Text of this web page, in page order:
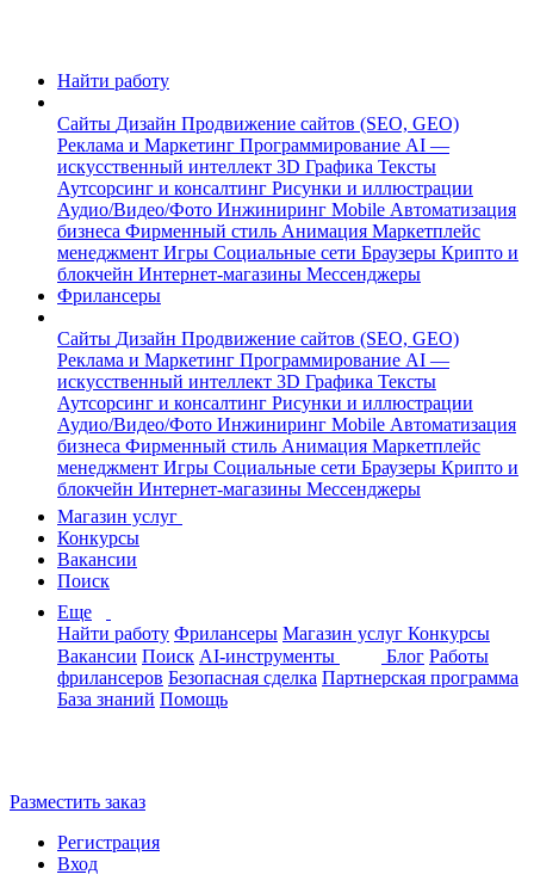
Найти работу
Сайты Дизайн Продвижение сайтов (SEO, GEO)
Реклама и Маркетинг Программирование AI —
искусственный интеллект 3D Графика Тексты
Аутсорсинг и консалтинг Рисунки и иллюстрации
Аудио/Видео/Фото Инжиниринг Mobile Автоматизация
бизнеса Фирменный стиль Анимация Маркетплейс
менеджмент Игры Социальные сети Браузеры Крипто и
блокчейн Интернет-магазины Мессенджеры
Фрилансеры
Сайты Дизайн Продвижение сайтов (SEO, GEO)
Реклама и Маркетинг Программирование AI —
искусственный интеллект 3D Графика Тексты
Аутсорсинг и консалтинг Рисунки и иллюстрации
Аудио/Видео/Фото Инжиниринг Mobile Автоматизация
бизнеса Фирменный стиль Анимация Маркетплейс
менеджмент Игры Социальные сети Браузеры Крипто и
блокчейн Интернет-магазины Мессенджеры
Магазин услуг
Конкурсы
Вакансии
Поиск
Еще
Найти работу Фрилансеры Магазин услуг Конкурсы
Вакансии Поиск AI-инструменты Блог Работы
фрилансеров Безопасная сделка Партнерская программа
База знаний Помощь
Разместить заказ
Регистрация
Вход